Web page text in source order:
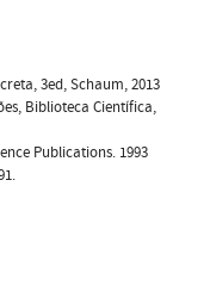
3ed, Schaum, 2013
Biblioteca Científica,
Publications. 1993